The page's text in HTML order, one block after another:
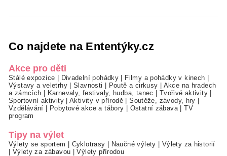
Co najdete na Ententýky.cz
Akce pro děti
Stálé expozice | Divadelní pohádky | Filmy a pohádky v kinech |
Výstavy a veletrhy|Slavnosti | Poutě a cirkusy | Akce na hradech
a zámcích | Karnevaly, festivaly, hudba, tanec | Tvořivé aktivity |
Sportovní aktivity|Aktivity v přírodě |Soutěže, závody, hry |
Vzdělávání | Pobytové akce a tábory | Ostatní zábava |TV
program
Tipy na výlet
Výlety se sportem | Cyklotrasy | Naučné výlety | Výlety za historií
| Výlety za zábavou |Výlety přírodou